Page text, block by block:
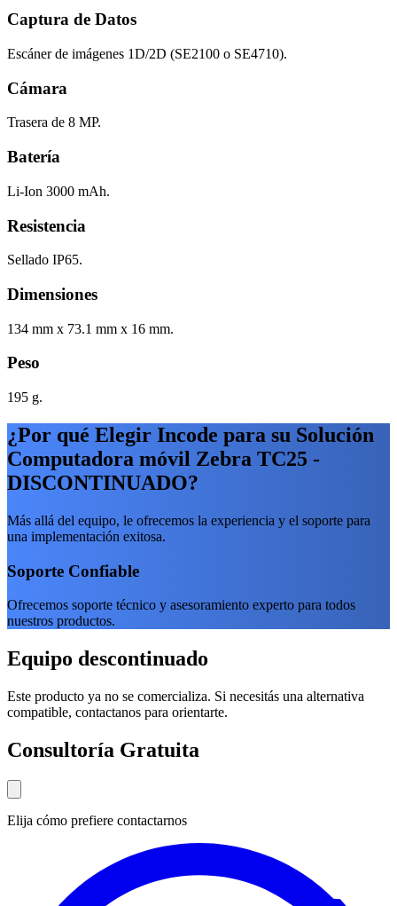
Captura de Datos
Escáner de imágenes 1D/2D (SE2100 o SE4710).
Cámara
Trasera de 8 MP.
Batería
Li-Ion 3000 mAh.
Resistencia
Sellado IP65.
Dimensiones
134 mm x 73.1 mm x 16 mm.
Peso
195 g.
¿Por qué Elegir Incode para su Solución
Computadora móvil Zebra TC25 -
DISCONTINUADO?
Más allá del equipo, le ofrecemos la experiencia y el soporte para
una implementación exitosa.
Soporte Confiable
Ofrecemos soporte técnico y asesoramiento experto para todos
nuestros productos.
Equipo descontinuado
Este producto ya no se comercializa. Si necesitás una alternativa
compatible, contactanos para orientarte.
Consultoría Gratuita
Elija cómo prefiere contactarnos